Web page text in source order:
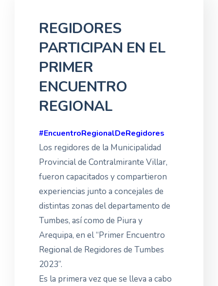
REGIDORES
PARTICIPAN EN EL
PRIMER
ENCUENTRO
REGIONAL
#EncuentroRegionalDeRegidores
Los regidores de la Municipalidad
Provincial de Contralmirante Villar,
fueron capacitados y compartieron
experiencias junto a concejales de
distintas zonas del departamento de
Tumbes, así como de Piura y
Arequipa, en el “Primer Encuentro
Regional de Regidores de Tumbes
2023”.
Es la primera vez que se lleva a cabo